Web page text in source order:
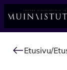
Alkuun
Etusivu/